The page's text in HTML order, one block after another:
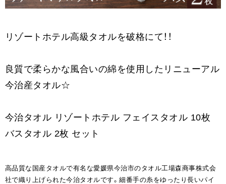
リゾートホテル高級タオルを破格にて！！
良質で柔らかな風合いの綿を使用したリニューアル
今治産タオル☆
今治タオル リゾートホテル フェイスタオル 10枚
バスタオル 2枚 セット
高品質な国産タオルで有名な愛媛県今治市のタオル工場森商事株式会
社で織り上げられた今治タオルです。細番手の糸をゆったり長いパイ